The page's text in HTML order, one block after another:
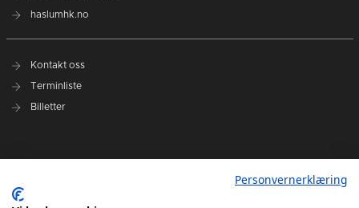
haslumhk.no
Kontakt oss
Terminliste
Billetter
Personvernerklæring